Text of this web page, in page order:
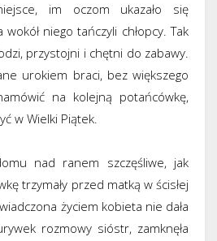
im oczom ukazało się
niego tańczyli chłopcy. Tak
przystojni i chętni do zabawy.
urokiem braci, bez większego
na kolejną potańcówkę,
w Wielki Piątek.
nad ranem szczęśliwe, jak
trzymały przed matką w ścisłej
życiem kobieta nie dała
rozmowy sióstr, zamknęła